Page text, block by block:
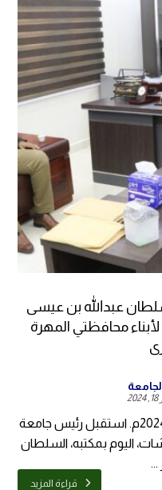
عبدالله بن عيسى
محافظتي المهرة
المهرة/إعلام الجامعة: 18/سبتمبر/2024م. استقبل رئيس جامعة
اليوم بمكتبه، السلطان
قراءة المزيد